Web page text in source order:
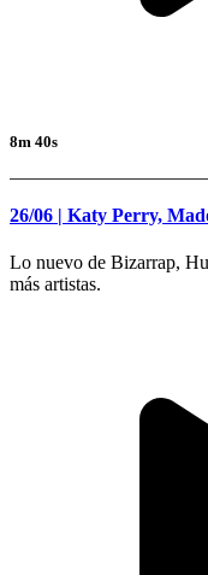
8m 40s
26/06 | Katy Perry,
Lo nuevo de Bizarrap,
más artistas.